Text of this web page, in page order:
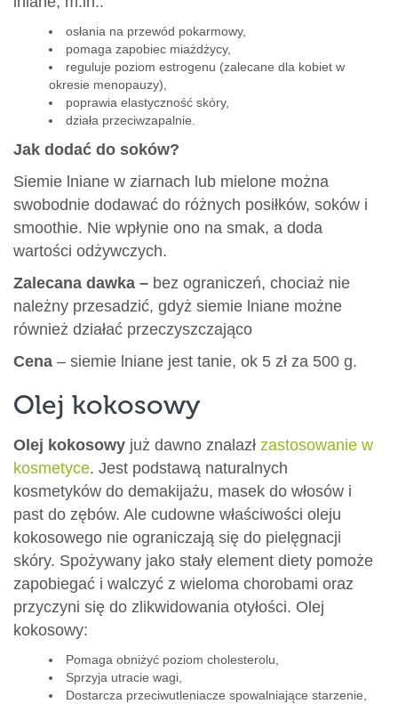
osłania na przewód pokarmowy,
pomaga zapobiec miażdżycy,
reguluje poziom estrogenu (zalecane dla kobiet w
okresie menopauzy),
poprawia elastyczność skóry,
działa przeciwzapalnie.
Jak dodać do soków?
Siemie lniane w ziarnach lub mielone można
swobodnie dodawać do różnych posiłków, soków i
smoothie. Nie wpłynie ono na smak, a doda
wartości odżywczych.
Zalecana dawka – bez ograniczeń, chociaż nie
należny przesadzić, gdyż siemie lniane możne
również działać przeczyszczająco
Cena – siemie lniane jest tanie, ok 5 zł za 500 g.
Olej kokosowy
Olej kokosowy już dawno znalazł zastosowanie w
kosmetyce. Jest podstawą naturalnych
kosmetyków do demakijażu, masek do włosów i
past do zębów. Ale cudowne właściwości oleju
kokosowego nie ograniczają się do pielęgnacji
skóry. Spożywany jako stały element diety pomoże
zapobiegać i walczyć z wieloma chorobami oraz
przyczyni się do zlikwidowania otyłości. Olej
kokosowy:
Pomaga obniżyć poziom cholesterolu,
Sprzyja utracie wagi,
Dostarcza przeciwutleniacze spowalniające starzenie,